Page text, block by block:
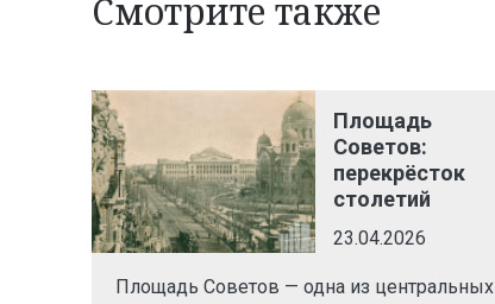
Смотрите также
Площадь
Советов:
перекрёсток
столетий
23.04.2026
Площадь Советов — одна из центральных